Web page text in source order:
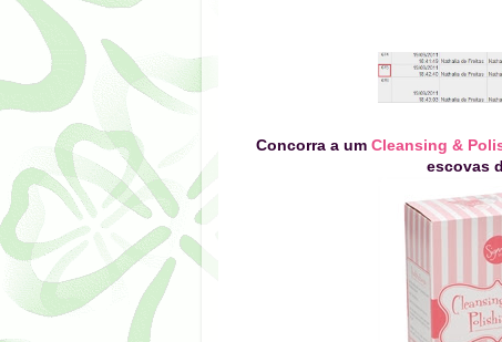
Concorra a um Cleansing &
escovas